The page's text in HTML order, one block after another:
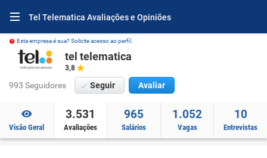
Tel Telematica Avaliações e Opiniões
Esta empresa é sua? Solicite acesso ao perfil.
tel telematica
3,8
993 Seguidores Seguir Avaliar
Visão Geral
3.531
Avaliações
965
Salários
1.052
Vagas
10
Entrevistas